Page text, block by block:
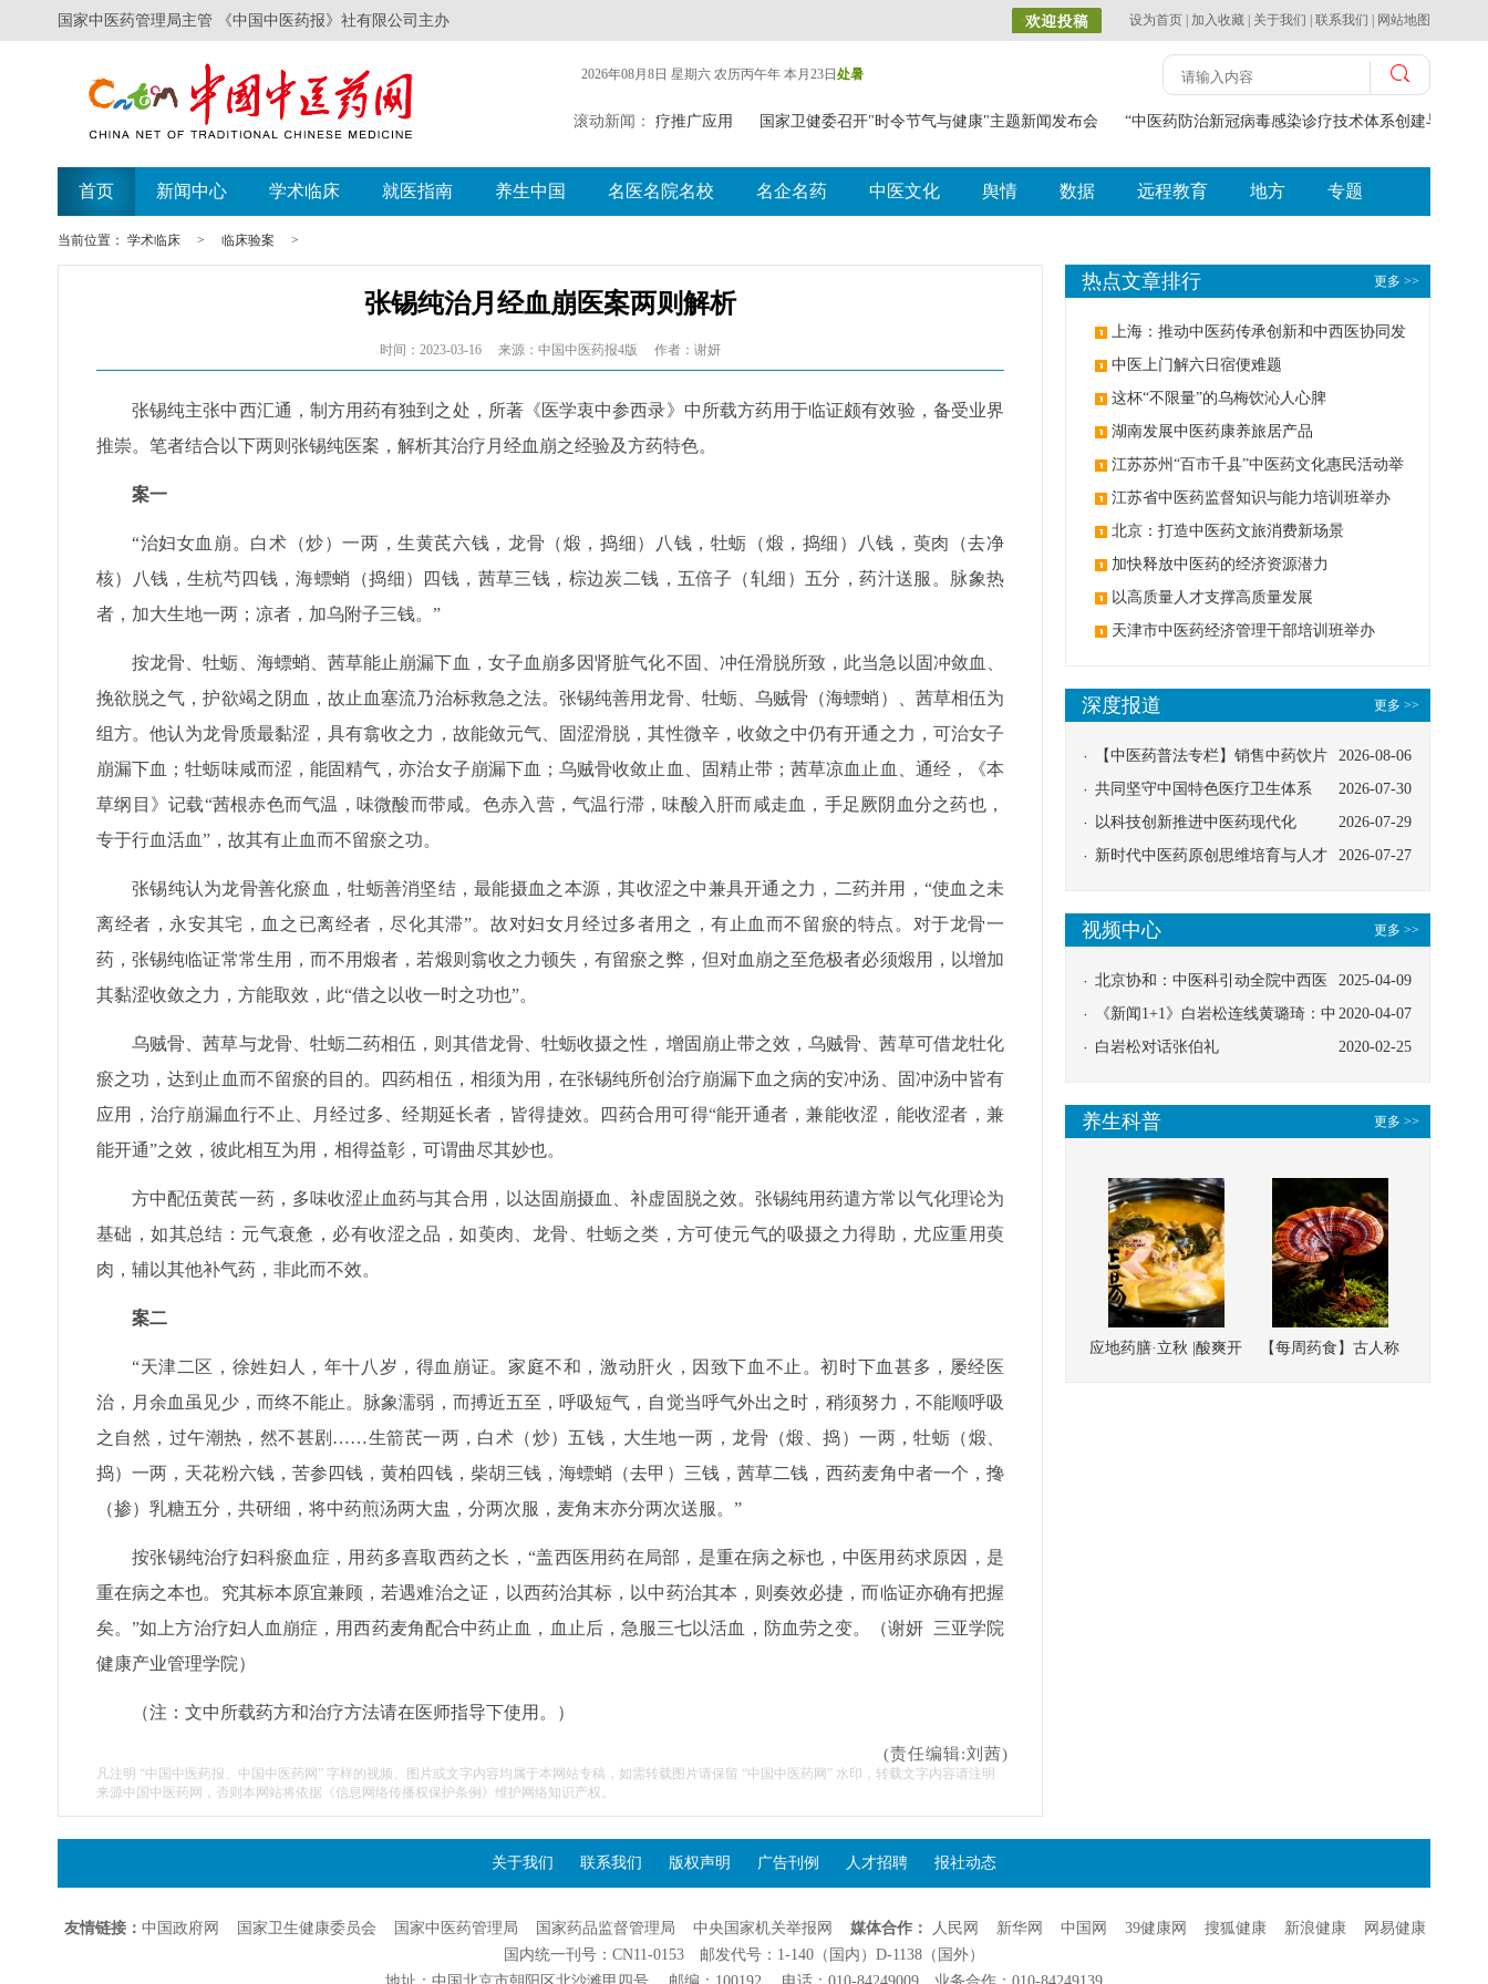
国家中医药管理局主管 《中国中医药报》社有限公司主办 设为首页 加入收藏 关于我们 联系我们 网站地图
2026年08月8日 星期六 农历丙午年 本月23日 处暑
滚动新闻：
遗失声明 广西举办比赛探索中（壮瑶）药药膳食疗推广应用 国家卫健委召开"时令节气与健康"主题新闻发布会 “中医药防治新冠病毒感染诊疗技术体系创建与应用
首页 新闻中心 学术临床 就医指南 养生中国 名医名院名校 名企名药 中医文化 舆情 数据 远程教育 地方 专题
当前位置： 学术临床 > 临床验案 >
张锡纯治月经血崩医案两则解析
时间：2023-03-16 来源：中国中医药报4版 作者：谢妍
张锡纯主张中西汇通，制方用药有独到之处，所著《医学衷中参西录》中所载方药用于临证颇有效验，备受业界
推崇。笔者结合以下两则张锡纯医案，解析其治疗月经血崩之经验及方药特色。
案一
“治妇女血崩。白术（炒）一两，生黄芪六钱，龙骨（煅，捣细）八钱，牡蛎（煅，捣细）八钱，萸肉（去净
核）八钱，生杭芍四钱，海螵蛸（捣细）四钱，茜草三钱，棕边炭二钱，五倍子（轧细）五分，药汁送服。脉象热
者，加大生地一两；凉者，加乌附子三钱。”
按龙骨、牡蛎、海螵蛸、茜草能止崩漏下血，女子血崩多因肾脏气化不固、冲任滑脱所致，此当急以固冲敛血、
挽欲脱之气，护欲竭之阴血，故止血塞流乃治标救急之法。张锡纯善用龙骨、牡蛎、乌贼骨（海螵蛸）、茜草相伍为
组方。他认为龙骨质最黏涩，具有翕收之力，故能敛元气、固涩滑脱，其性微辛，收敛之中仍有开通之力，可治女子
崩漏下血；牡蛎味咸而涩，能固精气，亦治女子崩漏下血；乌贼骨收敛止血、固精止带；茜草凉血止血、通经，《本
草纲目》记载“茜根赤色而气温，味微酸而带咸。色赤入营，气温行滞，味酸入肝而咸走血，手足厥阴血分之药也，
专于行血活血”，故其有止血而不留瘀之功。
张锡纯认为龙骨善化瘀血，牡蛎善消坚结，最能摄血之本源，其收涩之中兼具开通之力，二药并用，“使血之未
离经者，永安其宅，血之已离经者，尽化其滞”。故对妇女月经过多者用之，有止血而不留瘀的特点。对于龙骨一
药，张锡纯临证常常生用，而不用煅者，若煅则翕收之力顿失，有留瘀之弊，但对血崩之至危极者必须煅用，以增加
其黏涩收敛之力，方能取效，此“借之以收一时之功也”。
乌贼骨、茜草与龙骨、牡蛎二药相伍，则其借龙骨、牡蛎收摄之性，增固崩止带之效，乌贼骨、茜草可借龙牡化
瘀之功，达到止血而不留瘀的目的。四药相伍，相须为用，在张锡纯所创治疗崩漏下血之病的安冲汤、固冲汤中皆有
应用，治疗崩漏血行不止、月经过多、经期延长者，皆得捷效。四药合用可得“能开通者，兼能收涩，能收涩者，兼
能开通”之效，彼此相互为用，相得益彰，可谓曲尽其妙也。
方中配伍黄芪一药，多味收涩止血药与其合用，以达固崩摄血、补虚固脱之效。张锡纯用药遣方常以气化理论为
基础，如其总结：元气衰惫，必有收涩之品，如萸肉、龙骨、牡蛎之类，方可使元气的吸摄之力得助，尤应重用萸
肉，辅以其他补气药，非此而不效。
案二
“天津二区，徐姓妇人，年十八岁，得血崩证。家庭不和，激动肝火，因致下血不止。初时下血甚多，屡经医
治，月余血虽见少，而终不能止。脉象濡弱，而搏近五至，呼吸短气，自觉当呼气外出之时，稍须努力，不能顺呼吸
之自然，过午潮热，然不甚剧……生箭芪一两，白术（炒）五钱，大生地一两，龙骨（煅、捣）一两，牡蛎（煅、
捣）一两，天花粉六钱，苦参四钱，黄柏四钱，柴胡三钱，海螵蛸（去甲）三钱，茜草二钱，西药麦角中者一个，搀
（掺）乳糖五分，共研细，将中药煎汤两大盅，分两次服，麦角末亦分两次送服。”
按张锡纯治疗妇科瘀血症，用药多喜取西药之长，“盖西医用药在局部，是重在病之标也，中医用药求原因，是
重在病之本也。究其标本原宜兼顾，若遇难治之证，以西药治其标，以中药治其本，则奏效必捷，而临证亦确有把握
矣。”如上方治疗妇人血崩症，用西药麦角配合中药止血，血止后，急服三七以活血，防血劳之变。（谢妍 三亚学院
健康产业管理学院）
（注：文中所载药方和治疗方法请在医师指导下使用。）
(责任编辑:刘茜)
凡注明 “中国中医药报、中国中医药网” 字样的视频、图片或文字内容均属于本网站专稿，如需转载图片请保留 “中国中医药网” 水印，转载文字内容请注明
来源中国中医药网，否则本网站将依据《信息网络传播权保护条例》维护网络知识产权。
更多 >>
热点文章排行
上海：推动中医药传承创新和中西医协同发
展 中医上门解六日宿便难题
这杯“不限量”的乌梅饮沁人心脾
湖南发展中医药康养旅居产品
江苏苏州“百市千县”中医药文化惠民活动举
办 江苏省中医药监督知识与能力培训班举办
北京：打造中医药文旅消费新场景
加快释放中医药的经济资源潜力
以高质量人才支撑高质量发展
天津市中医药经济管理干部培训班举办
更多 >>
深度报道
2026-08-06
【中医药普法专栏】销售中药饮片
应告知煎服方法及注意事项
2026-07-30
共同坚守中国特色医疗卫生体系
2026-07-29
以科技创新推进中医药现代化
2026-07-27
新时代中医药原创思维培育与人才
更多 >>
视频中心
2025-04-09
北京协和：中医科引动全院中西医
协同
2020-04-07
《新闻1+1》白岩松连线黄璐琦：中
医救治的临床效果
2020-02-25
白岩松对话张伯礼
更多 >>
养生科普
应地药膳·立秋 |酸爽开
【每周药食】古人称
关于我们 联系我们 版权声明 广告刊例 人才招聘 报社动态
友情链接： 中国政府网 国家卫生健康委员会 国家中医药管理局 国家药品监督管理局 中央国家机关举报网 媒体合作： 人民网 新华网 中国网 39健康网 搜狐健康 新浪健康
网易健康
国内统一刊号：CN11-0153 邮发代号：1-140（国内）D-1138（国外）